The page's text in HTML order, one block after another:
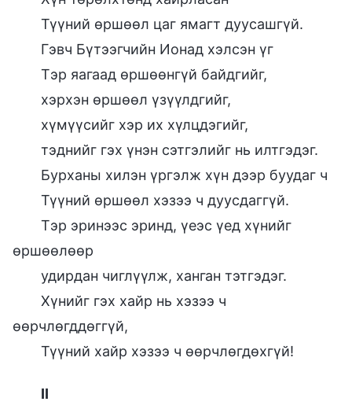
Түүний өршөөл цаг ямагт дуусашгүй.
Гэвч Бүтээгчийн Ионад хэлсэн үг
Тэр яагаад өршөөнгүй байдгийг,
хэрхэн өршөөл үзүүлдгийг,
хүмүүсийг хэр их хүлцдэгийг,
тэднийг гэх үнэн сэтгэлийг нь илтгэдэг.
Бурханы хилэн үргэлж хүн дээр буудаг ч
Түүний өршөөл хэзээ ч дуусдаггүй.
Тэр эринээс эринд, үеэс үед хүнийг
өршөөлөөр
удирдан чиглүүлж, ханган тэтгэдэг.
Хүнийг гэх хайр нь хэзээ ч
өөрчлөгддөггүй,
Түүний хайр хэзээ ч өөрчлөгдөхгүй!
II